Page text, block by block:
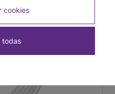
cookies
todas